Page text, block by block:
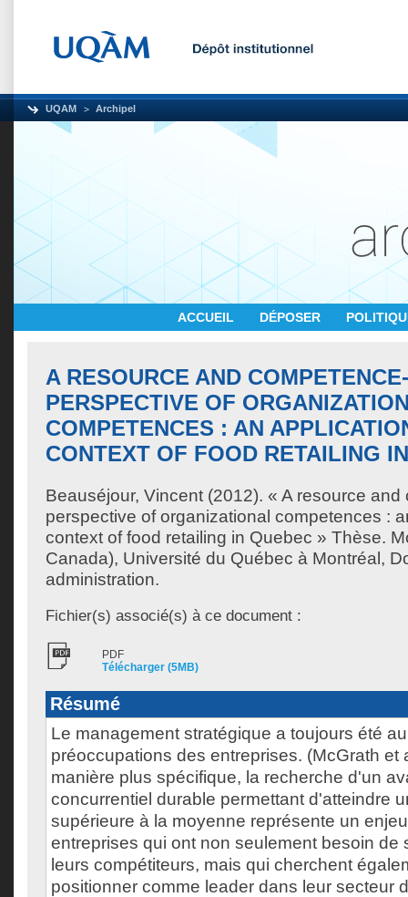
UQAM Archipel
ACCUEIL DÉPOSER
A RESOURCE AND
PERSPECTIVE OF
COMPETENCES : AN
CONTEXT OF FOOD RETAILING
Beauséjour, Vincent (2012). « A resource
perspective of organizational competences :
context of food retailing in Quebec » Thèse.
Canada), Université du Québec à Montréal,
administration.
Fichier(s) associé(s) à ce document :
PDF
Télécharger (5MB)
Résumé
Le management stratégique a toujours été
préoccupations des entreprises. (McGrath et
manière plus spécifique, la recherche d'un
concurrentiel durable permettant d'atteindre
supérieure à la moyenne représente un
entreprises qui ont non seulement besoin de
leurs compétiteurs, mais qui cherchent
positionner comme leader dans leur secteur